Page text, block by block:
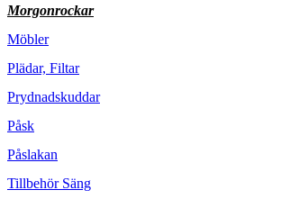
Morgonrockar
Möbler
Plädar, Filtar
Prydnadskuddar
Påsk
Påslakan
Tillbehör Säng